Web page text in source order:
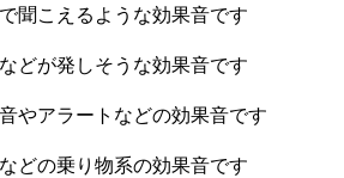
聞こえるような効果音です
どが発しそうな効果音です
やアラートなどの効果音です
どの乗り物系の効果音です